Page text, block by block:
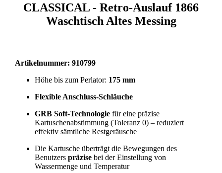
CLASSICAL - Retro-Auslauf 1866
Waschtisch Altes Messing
Artikelnummer: 910799
Höhe bis zum Perlator: 175 mm
Flexible Anschluss-Schläuche
GRB Soft-Technologiefür eine präzise
Kartuschenabstimmung (Toleranz 0) – reduziert
effektiv sämtliche Restgeräusche
Die Kartusche überträgt die Bewegungen des
Benutzers präzisebei der Einstellung von
Wassermenge und Temperatur